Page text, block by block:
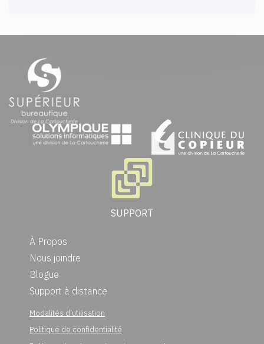
SUPPORT
À Propos
Nous joindre
Blogue
Support à distance
Modalités d'utilisation
Politique de confidentialité